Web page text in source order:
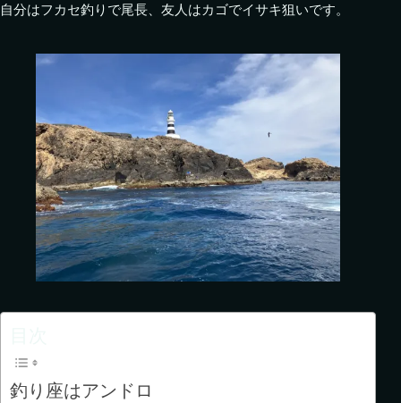
自分はフカセ釣りで尾長、友人はカゴでイサキ狙いです。
釣り座はアンドロ